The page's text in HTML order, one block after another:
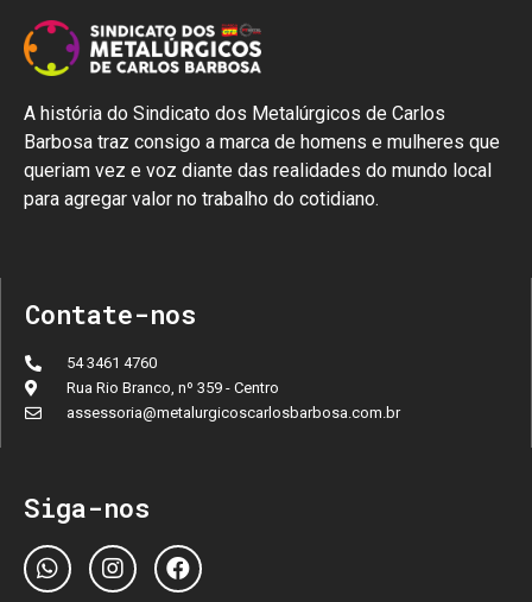
A história do Sindicato dos Metalúrgicos de Carlos
Barbosa traz consigo a marca de homens e mulheres que
queriam vez e voz diante das realidades do mundo local
para agregar valor no trabalho do cotidiano.
Contate-nos
54 3461 4760
Rua Rio Branco, nº 359 - Centro
assessoria@metalurgicoscarlosbarbosa.com.br
Siga-nos